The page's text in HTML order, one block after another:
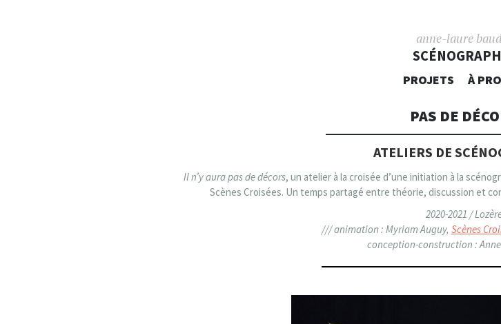
anne-laure
ALLER AU
PROJETS À
PAS DE
ATELIERS DE
Il n’y aura pas de décors, un atelier à la croisée d’une initiation à la
Scènes Croisées. Un temps partagé entre théorie, discussion et
2020-2021 /
/// animation : Myriam Auguy, Scènes
conception-construction :